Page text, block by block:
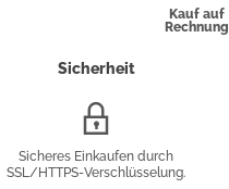
Kauf auf
Rechnung
Sicherheit
Sicheres Einkaufen durch
SSL/HTTPS-Verschlüsselung.